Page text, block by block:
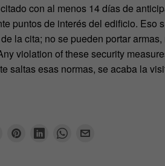
con al menos 14 días de
puntos de interés del edificio.
la cita; no se pueden portar
violation of these security
saltas esas normas, se acaba la